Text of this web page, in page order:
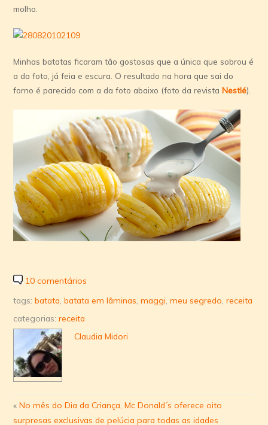
molho.
Minhas batatas ficaram tão gostosas que a única que sobrou é
a da foto, já feia e escura. O resultado na hora que sai do
forno é parecido com a da foto abaixo (foto da revistaNestlé).
10 comentários
tags:batata ,batata em lâminas ,maggi ,meu segredo ,receita
categorias:receita
Claudia Midori
«No mês do Dia da Criança, Mc Donald´s oferece oito
surpresas exclusivas de pelúcia para todas as idades